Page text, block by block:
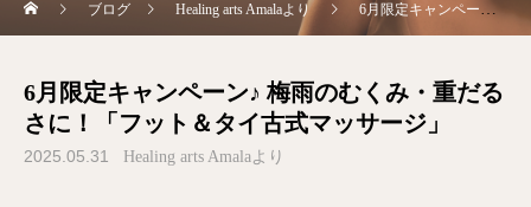
ブログ Healing arts Amalaより 6月限定キャンペーン♪ 梅雨のむくみ・重だるさに！「フット＆タイ古式マッサージ」
6月限定キャンペーン♪ 梅雨のむくみ・重だる
さに！「フット＆タイ古式マッサージ」
2025.05.31 Healing arts Amalaより